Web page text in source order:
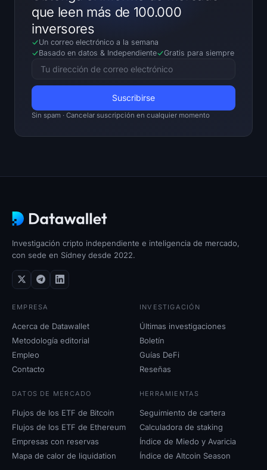
que leen más de 100.000
inversores
Un correo electrónico a la semana
Basado en datos & Independiente Gratis para siempre
Sin spam · Cancelar suscripción en cualquier momento
Investigación cripto independiente e inteligencia de mercado,
con sede en Sídney desde 2022.
EMPRESA
Acerca de Datawallet
Metodología editorial
Empleo
Contacto
INVESTIGACIÓN
Últimas investigaciones
Boletín
Guías DeFi
Reseñas
DATOS DE MERCADO
Flujos de los ETF de Bitcoin
Flujos de los ETF de Ethereum
Empresas con reservas
Mapa de calor de liquidation
HERRAMIENTAS
Seguimiento de cartera
Calculadora de staking
Índice de Miedo y Avaricia
Índice de Altcoin Season